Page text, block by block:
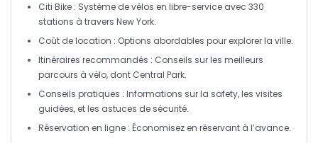
Citi Bike : Système devélos en libre-service avec 330
stations à travers New York.
Coût de location : Options abordables pour explorer la ville.
Itinéraires recommandés : Conseils sur les meilleurs
parcours à vélo, dont Central Park.
Conseils pratiques : Informations sur la safety, les visites
guidées, et les astuces de sécurité.
Réservation en ligne : Économisez en réservant à l’avance.